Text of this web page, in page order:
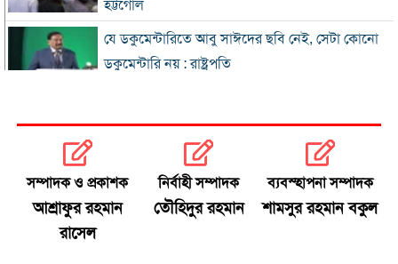
হট্টগোল
যে ডকুমেন্টারিতে আবু সাঈদের ছবি নেই, সেটা কোনো
ডকুমেন্টারি নয় : রাষ্ট্রপতি
জুলাই জাদুঘর হবে পথ দেখানোর স্থান: ইউনূস
ছুটিতে ঘরমুখী মানুষের ঢল, গাজীপুর মহাসড়কে যানজট
সম্পাদক ও প্রকাশক
আশ্রাফুর রহমান
রাসেল
নির্বাহী সম্পাদক
তৌহিদুর রহমান
ব্যবস্হাপনা সম্পাদক
শামসুর রহমান বকুল